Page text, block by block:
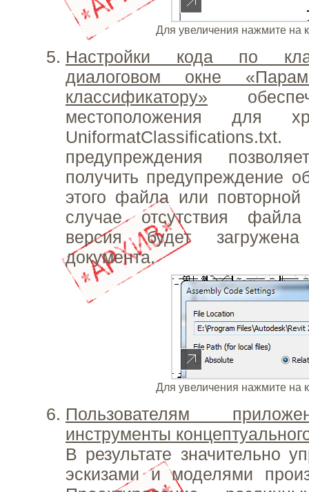
Для увеличения нажмите на
Настройки кода по
диалоговом окне
классификатору»
местоположения для
предупреждения
получить предупреждение
этого файла или повторной
случае отсутствия
версия будет
документа.
Для увеличения нажмите на
Пользователям
инструменты
В результате значительно
эскизами и моделями